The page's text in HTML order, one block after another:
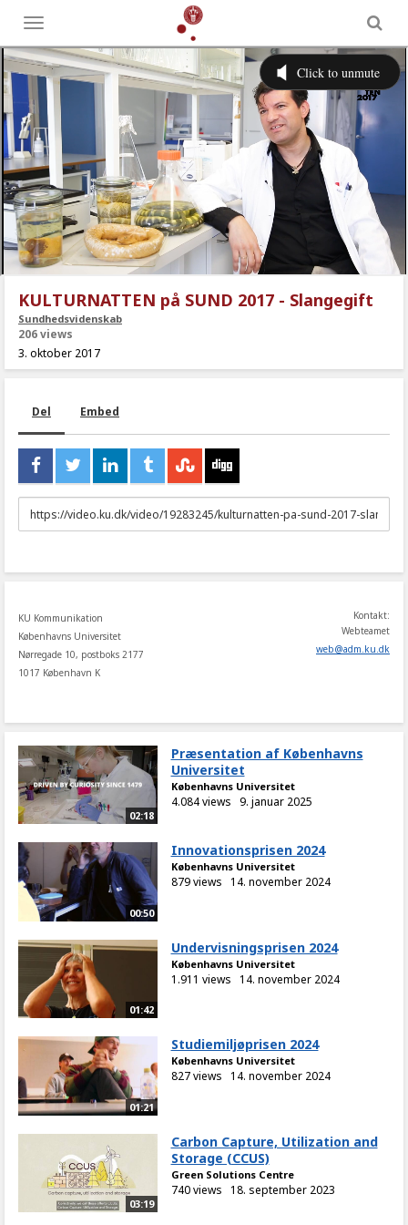
Toggle
menu
KULTURNATTEN på SUND 2017 - Slangegift
Sundhedsvidenskab
206 views
3. oktober 2017
Del Embed
URL
to
KU Kommunikation
Københavns Universitet
Nørregade 10, postboks 2177
1017 København K
Kontakt:
Webteamet
web@adm.ku.dk
02:18
Præsentation af Københavns
Universitet
Københavns Universitet
4.084 views 9. januar 2025
00:50
Innovationsprisen 2024
Københavns Universitet
879 views 14. november 2024
01:42
Undervisningsprisen 2024
Københavns Universitet
1.911 views 14. november 2024
01:21
Studiemiljøprisen 2024
Københavns Universitet
827 views 14. november 2024
03:19
Carbon Capture, Utilization and
Storage (CCUS)
Green Solutions Centre
740 views 18. september 2023